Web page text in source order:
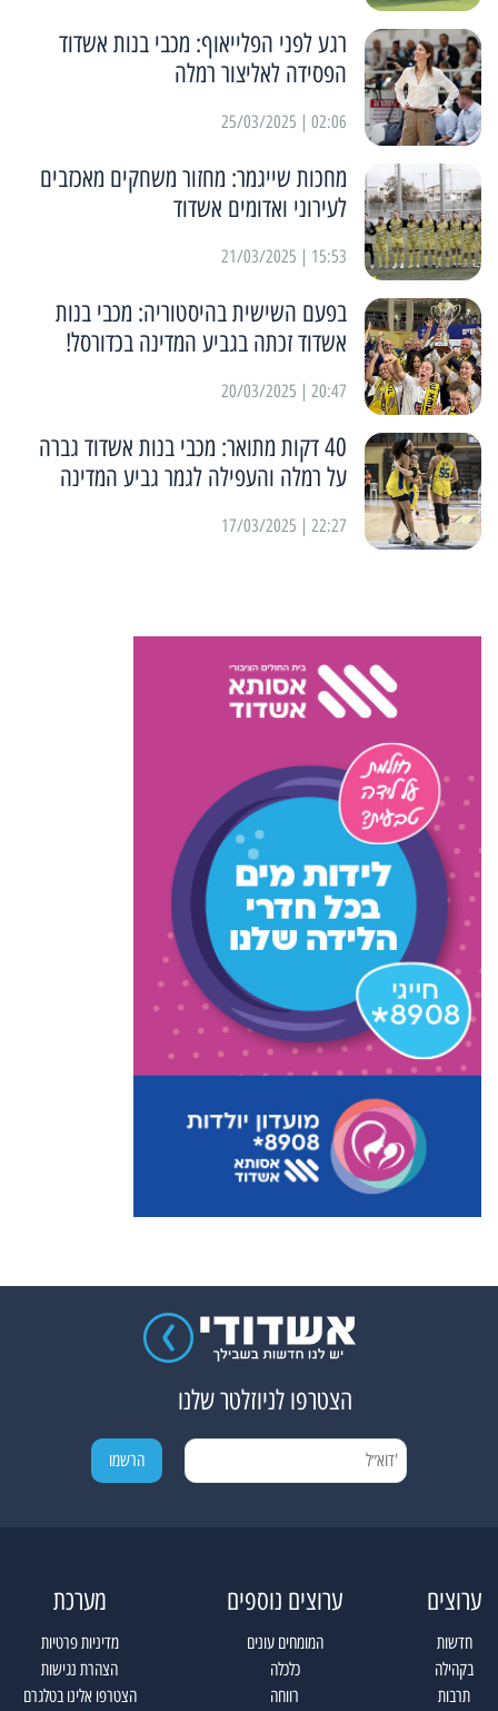
רגע לפני הפלייאוף: מכבי בנות אשדוד
הפסידה לאליצור רמלה
02:06 | 25/03/2025
מחכות שייגמר: מחזור משחקים מאכזבים
לעירוני ואדומים אשדוד
15:53 | 21/03/2025
בפעם השישית בהיסטוריה: מכבי בנות
אשדוד זכתה בגביע המדינה בכדורסל!
20:47 | 20/03/2025
40 דקות מתואר: מכבי בנות אשדוד גברה
על רמלה והעפילה לגמר גביע המדינה
22:27 | 17/03/2025
הצטרפו לניוזלטר שלנו
ערוצים
חדשות
בקהילה
תרבות
ערוצים נוספים
המומחים עונים
כלכלה
רווחה
מערכת
מדיניות פרטיות
הצהרת נגישות
הצטרפו אלינו בטלגרם